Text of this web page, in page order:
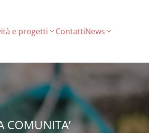
e progetti ContattiNews
COMUNITA’